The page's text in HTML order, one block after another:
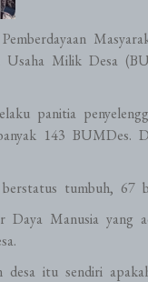
Usaha Milik Desa
panitia
143 BUMDes.
tumbuh, 67
Daya Manusia
itu sendiri